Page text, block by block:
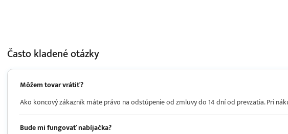
Často kladenéotázky
Môžem tovar vrátiť?
Ako koncový zákazník máte právo na odstúpenie od zmluvy do 14 dní od prevzatia. Pri
Bude mi fungovať nabíjačka?